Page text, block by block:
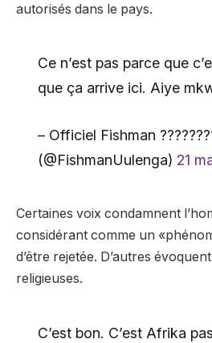
autorisés dans le pays.
Ce n’est pas parce que
que ça arrive ici. Aiye
– Officiel Fishman
(@FishmanUulenga) 21
Certaines voix condamnent
considérant comme un
d’être rejetée. D’autres
religieuses.
C’est bon. C’est Afrika